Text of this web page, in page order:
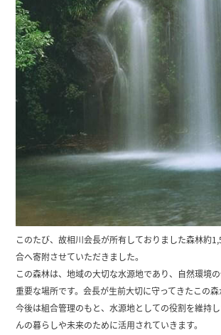
このたび、故相川会長が所有しておりました森林約
合へ寄附させていただきました。
この森林は、地域の大切な水源地であり、自然環境
重要な場所です。会長が生前大切に守ってきたこの森
今後は組合管理のもと、水源地としての役割を維持
んの暮らしや未来のために活用されていきます。